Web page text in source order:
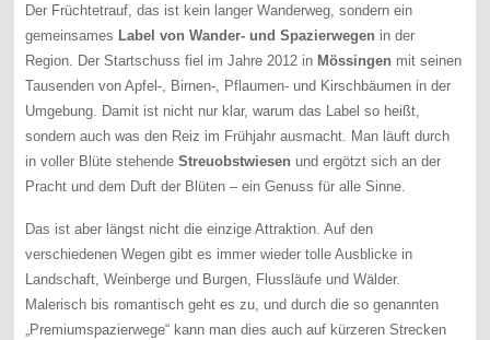
Der Früchtetrauf, das ist kein langer Wanderweg, sondern ein
gemeinsames Label von Wander- und Spazierwegen in der
Region. Der Startschuss fiel im Jahre 2012 in Mössingen mit seinen
Tausenden von Apfel-, Birnen-, Pflaumen- und Kirschbäumen in der
Umgebung. Damit ist nicht nur klar, warum das Label so heißt,
sondern auch was den Reiz im Frühjahr ausmacht. Man läuft durch
in voller Blüte stehendeStreuobstwiesen und ergötzt sich an der
Pracht und dem Duft der Blüten – ein Genuss für alle Sinne.
Das ist aber längst nicht die einzige Attraktion. Auf den
verschiedenen Wegen gibt es immer wieder tolle Ausblicke in
Landschaft, Weinberge und Burgen, Flussläufe und Wälder.
Malerisch bis romantisch geht es zu, und durch die so genannten
„Premiumspazierwege“ kann man dies auch auf kürzeren Strecken